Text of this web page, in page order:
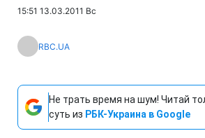
15:51 13.03.2011 Вс
RBC.UA
Не трать время на шум! Читай
суть из РБК-Украина в Google